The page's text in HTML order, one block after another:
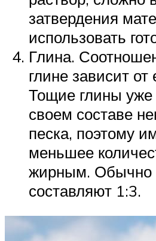
затвердения
использовать
Глина.
глине зависит
Тощие глины уже
своем составе
песка, поэтому
меньшее
жирным. Обычно
составляют 1:3.